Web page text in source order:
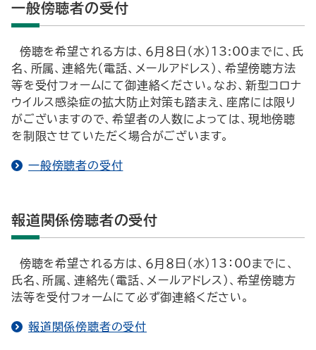
一般傍聴者の受付
傍聴を希望される方は、６月８日（水）13:00までに、氏
名、所属、連絡先（電話、メールアドレス）、希望傍聴方法
等を受付フォームにて御連絡ください。なお、新型コロナ
ウイルス感染症の拡大防止対策も踏まえ、座席には限り
がございますので、希望者の人数によっては、現地傍聴
を制限させていただく場合がございます。
一般傍聴者の受付
報道関係傍聴者の受付
傍聴を希望される方は、６月８日（水）13：00までに、
氏名、所属、連絡先（電話、メールアドレス）、希望傍聴方
法等を受付フォームにて必ず御連絡ください。
報道関係傍聴者の受付